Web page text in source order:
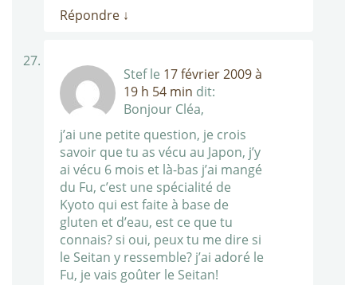
Répondre ↓
Stefle 17 février 2009 à
19 h 54 min dit:
Bonjour Cléa,
j’ai une petite question, je crois
savoir que tu as vécu au Japon, j’y
ai vécu 6 mois et là-bas j’ai mangé
du Fu, c’est une spécialité de
Kyoto qui est faite à base de
gluten et d’eau, est ce que tu
connais? si oui, peux tu me dire si
le Seitan y ressemble? j’ai adoré le
Fu, je vais goûter le Seitan!